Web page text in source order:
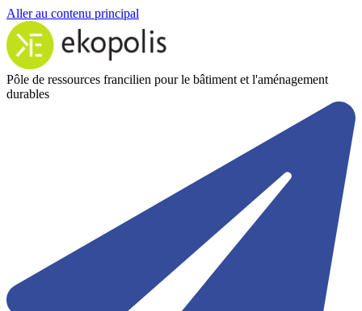
Aller au contenu principal
Pôle de ressources francilien pour le bâtiment et l'aménagement
durables